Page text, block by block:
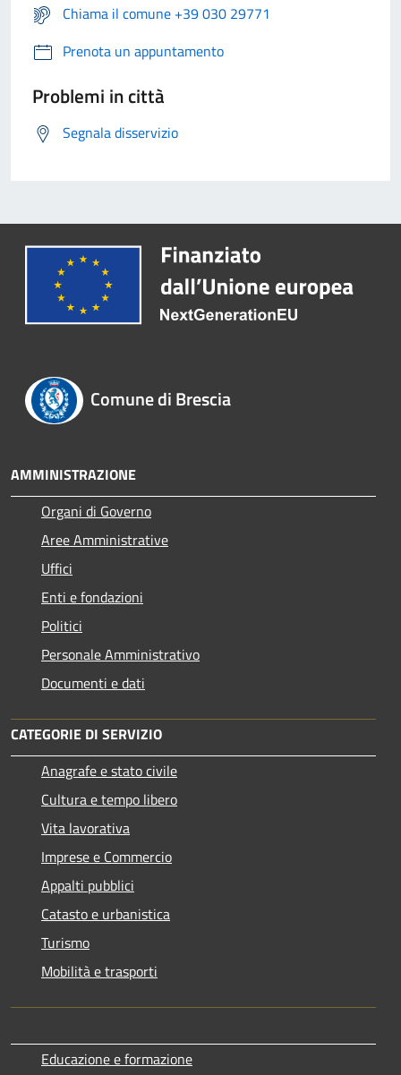
Chiama il comune +39 030 29771
Prenota un appuntamento
Problemi in città
Segnala disservizio
Comune di Brescia
AMMINISTRAZIONE
Organi di Governo
Aree Amministrative
Uffici
Enti e fondazioni
Politici
Personale Amministrativo
Documenti e dati
CATEGORIE DI SERVIZIO
Anagrafe e stato civile
Cultura e tempo libero
Vita lavorativa
Imprese e Commercio
Appalti pubblici
Catasto e urbanistica
Turismo
Mobilità e trasporti
Educazione e formazione